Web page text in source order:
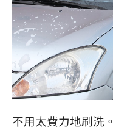
不用太費力地刷洗。